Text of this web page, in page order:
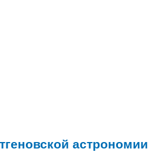
астрономии